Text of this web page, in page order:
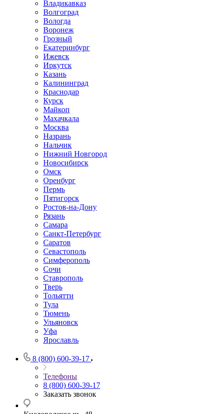
Владикавказ
Волгоград
Вологда
Воронеж
Грозный
Екатеринбург
Ижевск
Иркутск
Казань
Калининград
Краснодар
Курск
Майкоп
Махачкала
Москва
Назрань
Нальчик
Нижний Новгород
Новосибирск
Омск
Оренбург
Пермь
Пятигорск
Ростов-на-Дону
Рязань
Самара
Санкт-Петербург
Саратов
Севастополь
Симферополь
Сочи
Ставрополь
Тверь
Тольятти
Тула
Тюмень
Ульяновск
Уфа
Ярославль
8 (800) 600-39-17
Телефоны
8 (800) 600-39-17
Заказать звонок